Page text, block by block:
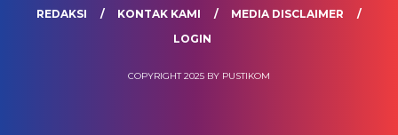
REDAKSI KONTAK KAMI
MEDIA DISCLAIMER
LOGIN
COPYRIGHT 2025 BY PUSTIKOM